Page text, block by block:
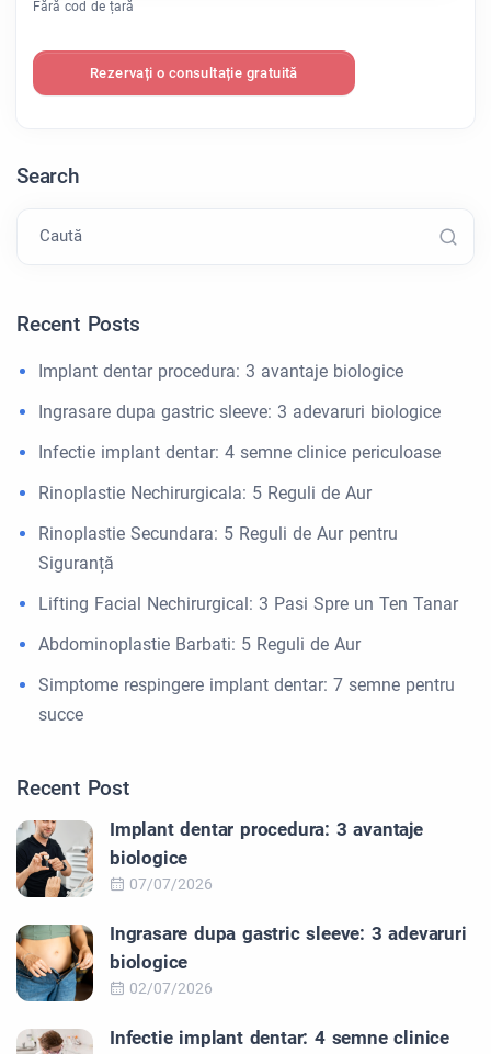
Fără cod de țară
Rezervați o consultație gratuită
Search
Caută
Recent Posts
Implant dentar procedura: 3 avantaje biologice
Ingrasare dupa gastric sleeve: 3 adevaruri biologice
Infectie implant dentar: 4 semne clinice periculoase
Rinoplastie Nechirurgicala: 5 Reguli de Aur
Rinoplastie Secundara: 5 Reguli de Aur pentru
Siguranță
Lifting Facial Nechirurgical: 3 Pasi Spre un Ten Tanar
Abdominoplastie Barbati: 5 Reguli de Aur
Simptome respingere implant dentar: 7 semne pentru
succe
Recent Post
Implant dentar procedura: 3 avantaje
biologice
07/07/2026
Ingrasare dupa gastric sleeve: 3 adevaruri
biologice
02/07/2026
Infectie implant dentar: 4 semne clinice